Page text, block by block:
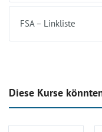
FSA – Linkliste
Diese Kurse